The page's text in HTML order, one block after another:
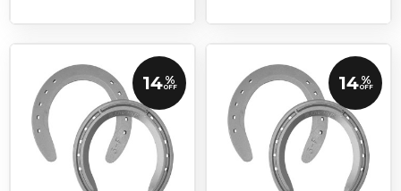
14 %
OFF 14 %
OFF